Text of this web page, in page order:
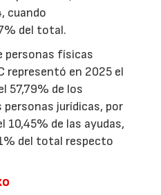
cuando
del total.
personas físicas
representó en 2025 el
57,79% de los
jurídicas, por
10,45% de las ayudas,
del total respecto